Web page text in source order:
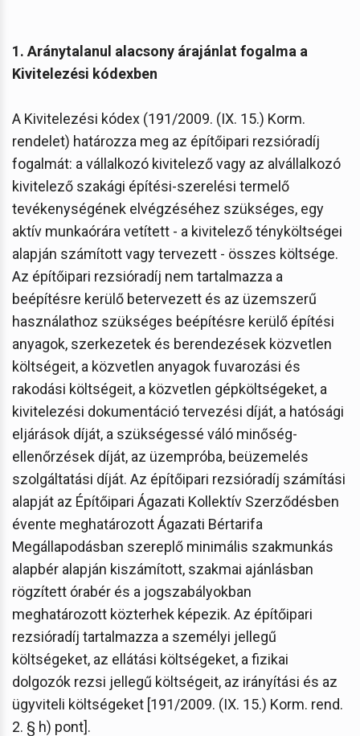
1. Aránytalanul alacsony árajánlat fogalma a
Kivitelezési kódexben
A Kivitelezési kódex (191/2009. (IX. 15.) Korm.
rendelet) határozza meg az építőipari rezsióradíj
fogalmát: a vállalkozó kivitelező vagy az alvállalkozó
kivitelező szakági építési-szerelési termelő
tevékenységének elvégzéséhez szükséges, egy
aktív munkaórára vetített - a kivitelező tényköltségei
alapján számított vagy tervezett - összes költsége.
Az építőipari rezsióradíj nem tartalmazza a
beépítésre kerülő betervezett és az üzemszerű
használathoz szükséges beépítésre kerülő építési
anyagok, szerkezetek és berendezések közvetlen
költségeit, a közvetlen anyagok fuvarozási és
rakodási költségeit, a közvetlen gépköltségeket, a
kivitelezési dokumentáció tervezési díját, a hatósági
eljárások díját, a szükségessé váló minőség-
ellenőrzések díját, az üzempróba, beüzemelés
szolgáltatási díját. Az építőipari rezsióradíj számítási
alapját az Építőipari Ágazati Kollektív Szerződésben
évente meghatározott Ágazati Bértarifa
Megállapodásban szereplő minimális szakmunkás
alapbér alapján kiszámított, szakmai ajánlásban
rögzített órabér és a jogszabályokban
meghatározott közterhek képezik. Az építőipari
rezsióradíj tartalmazza a személyi jellegű
költségeket, az ellátási költségeket, a fizikai
dolgozók rezsi jellegű költségeit, az irányítási és az
ügyviteli költségeket [191/2009. (IX. 15.) Korm. rend.
2. § h) pont].